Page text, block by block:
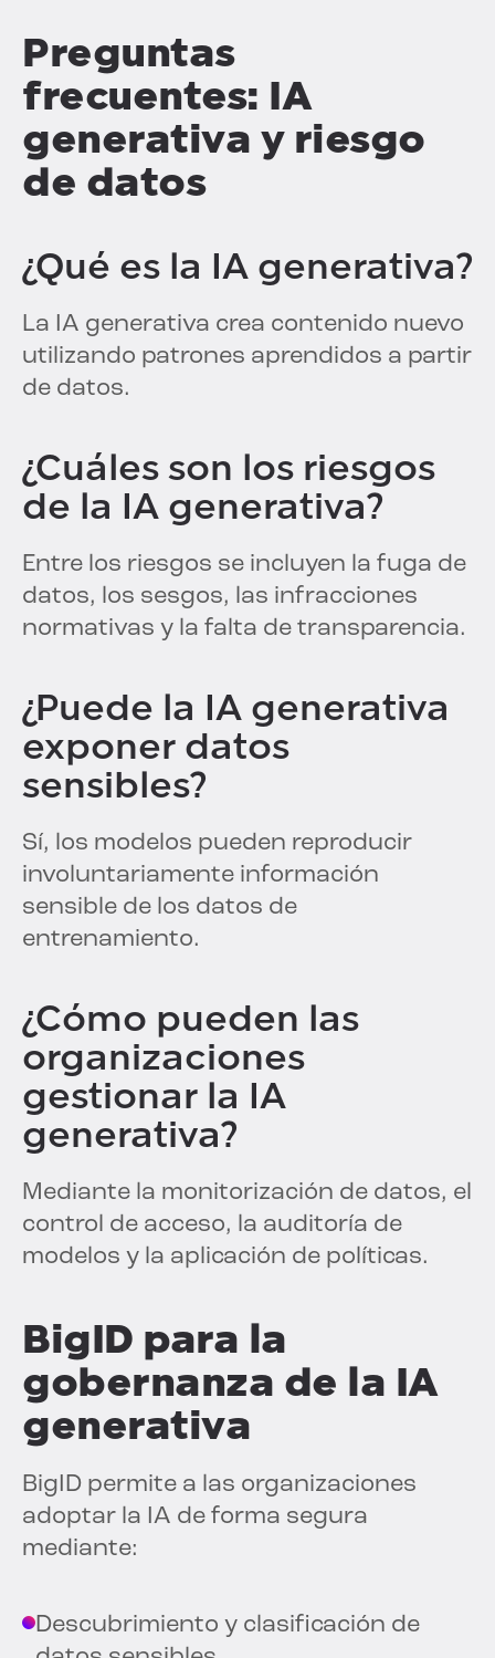
Preguntas
frecuentes: IA
generativa y riesgo
de datos
¿Qué es la IA generativa?
La IA generativa crea contenido nuevo
utilizando patrones aprendidos a partir
de datos.
¿Cuáles son los riesgos
de la IA generativa?
Entre los riesgos se incluyen la fuga de
datos, los sesgos, las infracciones
normativas y la falta de transparencia.
¿Puede la IA generativa
exponer datos
sensibles?
Sí, los modelos pueden reproducir
involuntariamente información
sensible de los datos de
entrenamiento.
¿Cómo pueden las
organizaciones
gestionar la IA
generativa?
Mediante la monitorización de datos, el
control de acceso, la auditoría de
modelos y la aplicación de políticas.
BigID para la
gobernanza de la IA
generativa
BigID permite a las organizaciones
adoptar la IA de forma segura
mediante:
Descubrimiento y clasificación de